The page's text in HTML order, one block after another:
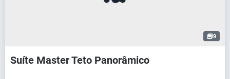
9
Suíte Master Teto Panorâmico